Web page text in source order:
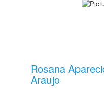
Rosana
Araujo